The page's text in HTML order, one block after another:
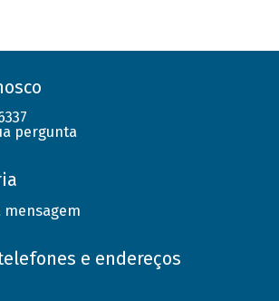
pergunta
mensagem
e endereços